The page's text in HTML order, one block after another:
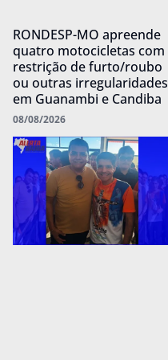
RONDESP-MO apreende
quatro motocicletas com
restrição de furto/roubo
ou outras irregularidades
em Guanambi e Candiba
08/08/2026